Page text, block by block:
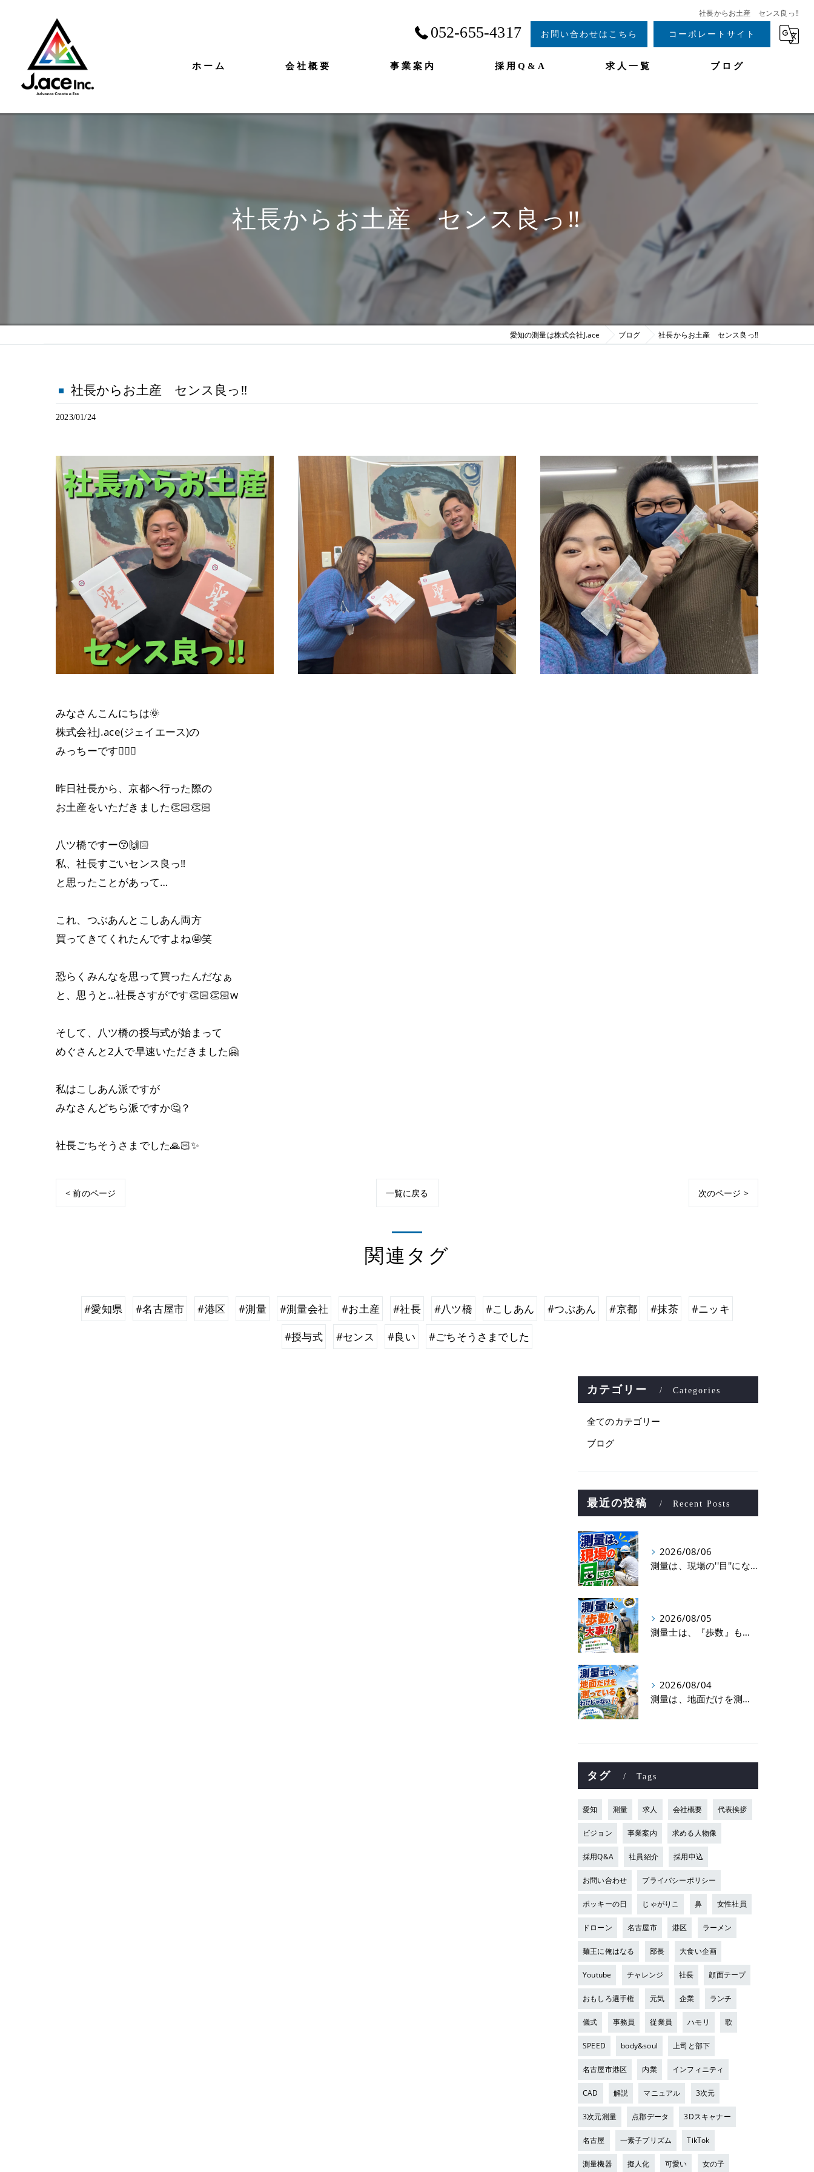
社長からお土産 センス良っ‼︎
052-655-4317 お問い合わせはこちら コーポレートサイト
ホーム 会社概要 事業案内 採用Q&A 求人一覧 ブログ
社長からお土産 センス良っ‼︎
愛知の測量は株式会社J.ace ブログ 社長からお土産 センス良っ‼︎
社長からお土産 センス良っ‼︎
2023/01/24
みなさんこんにちは🌞
株式会社J.ace(ジェイエース)の
みっちーです🙋‍♀️✨
昨日社長から、京都へ行った際の
お土産をいただきました👏🏻👏🏻
八ツ橋ですー😚🙌🏻
私、社長すごいセンス良っ‼︎
と思ったことがあって…
これ、つぶあんとこしあん両方
買ってきてくれたんですよね🤩笑
恐らくみんなを思って買ったんだなぁ
と、思うと…社長さすがです👏🏻👏🏻w
そして、八ツ橋の授与式が始まって
めぐさんと2人で早速いただきました🤗
私はこしあん派ですが
みなさんどちら派ですか🤔？
社長ごちそうさまでした🙏🏻✨
< 前のページ 一覧に戻る 次のページ >
関連タグ
#愛知県 #名古屋市 #港区 #測量 #測量会社 #お土産 #社長 #八ツ橋 #こしあん #つぶあん #京都 #抹茶
#ニッキ
#授与式
#センス #良い #ごちそうさまでした
カテゴリー Categories
全てのカテゴリー
ブログ
最近の投稿 Recent Posts
2026/08/06
測量は、現場の''目''になる仕事！？
2026/08/05
測量士は、『歩数』も大事！？
2026/08/04
測量は、地面だけを測っているわけじゃない！？👷📡
タグ Tags
愛知 測量 求人 会社概要 代表挨拶
ビジョン 事業案内 求める人物像
採用Q&A 社員紹介 採用申込
お問い合わせ プライバシーポリシー
ポッキーの日 じゃがりこ 鼻 女性社員
ドローン 名古屋市 港区 ラーメン
麺王に俺はなる 部長 大食い企画
Youtube チャレンジ 社長 顔面テープ
おもしろ選手権 元気 企業 ランチ
儀式 事務員 従業員 ハモリ 歌
SPEED body&soul 上司と部下
名古屋市港区 内業 インフィニティ
CAD 解説 マニュアル 3次元
3次元測量 点郡データ 3Dスキャナー
名古屋 一素子プリズム TikTok
測量機器 擬人化 可愛い 女の子